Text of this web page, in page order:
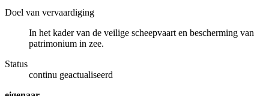
Doel van vervaardiging
In het kader van de veilige scheepvaart en bescherming van
patrimonium in zee.
Status
continu geactualiseerd